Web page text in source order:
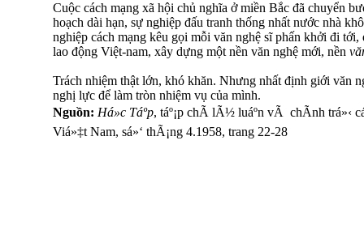
Cuộc cách mạng xã hội chủ nghĩa ở miền Bắc đã chuyển
hoạch dài hạn, sự nghiệp đấu tranh thống nhất nước nhà
nghiệp cách mạng kêu gọi mỗi văn nghệ sĩ phấn khởi đi
lao động Việt-nam, xây dựng một nền văn nghệ mới, nền
Trách nhiệm thật lớn, khó khăn. Nhưng nhất định giới văn
nghị lực để làm tròn nhiệm vụ của mình.
Nguồn: Há»c Táº­p, táº¡p chÃ­ lÃ½ luáº­n vÃ chÃ­nh trá»‹
Viá»‡t Nam, sá»‘ thÃ¡ng 4.1958, trang 22-28